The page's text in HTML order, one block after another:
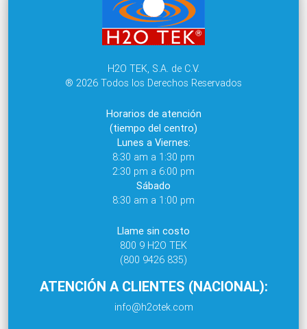
H2O TEK, S.A. de C.V.
® 2026 Todos los Derechos Reservados
Horarios de atención
(tiempo del centro)
Lunes a Viernes:
8:30 am a 1:30 pm
2:30 pm a 6:00 pm
Sábado
8:30 am a 1:00 pm
Llame sin costo
800 9 H2O TEK
(800 9426 835)
ATENCIÓN A CLIENTES (NACIONAL):
info@h2otek.com